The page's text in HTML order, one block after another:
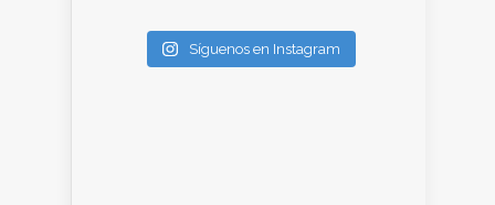
Síguenos en Instagram